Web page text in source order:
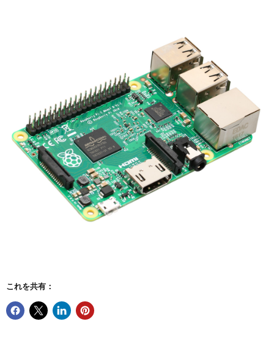
これを共有：